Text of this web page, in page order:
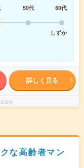
50代
60代
しずか
詳しく見る
会社
な高齢者マン